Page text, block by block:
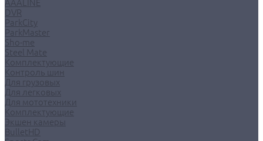
AAALINE
DVR
ParkCity
ParkMaster
Sho-me
Steel Mate
Комплектующие
Контроль шин
Для грузовых
Для легковых
Для мототехники
Комплектующие
Экшен камеры
BulletHD